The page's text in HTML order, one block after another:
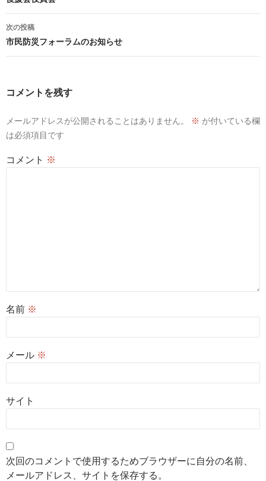
ビ
ゲ
ー
ョ
次の投稿
市民防災フォーラムのお知らせ
コメントを残す
メールアドレスが公開されることはありません。 ※ が付いている欄
は必須項目です
コメント ※
名前 ※
メール ※
サイト
次回のコメントで使用するためブラウザーに自分の名前、
メールアドレス、サイトを保存する。